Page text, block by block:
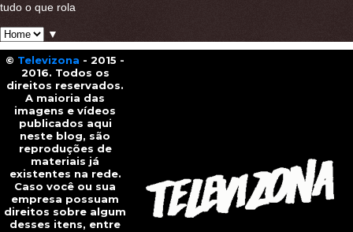
tudo o que rola
▼
© Televizona - 2015 -
2016. Todos os
direitos reservados.
A maioria das
imagens e vídeos
publicados aqui
neste blog, são
reproduções de
materiais já
existentes na rede.
Caso você ou sua
empresa possuam
direitos sobre algum
desses itens, entre